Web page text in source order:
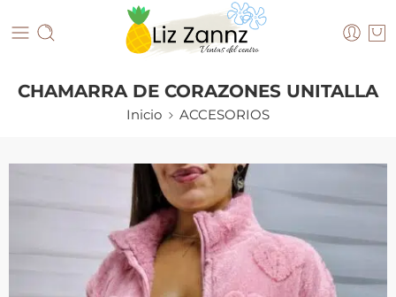
CHAMARRA DE CORAZONES UNITALLA
Inicio ACCESORIOS